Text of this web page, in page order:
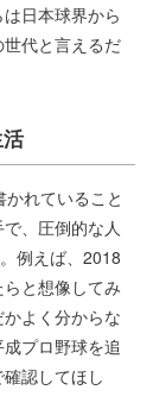
日本球界から
代と言えるだ
れていること
、圧倒的な人
例えば、2018
と想像してみ
よく分からな
プロ野球を追
認してほし